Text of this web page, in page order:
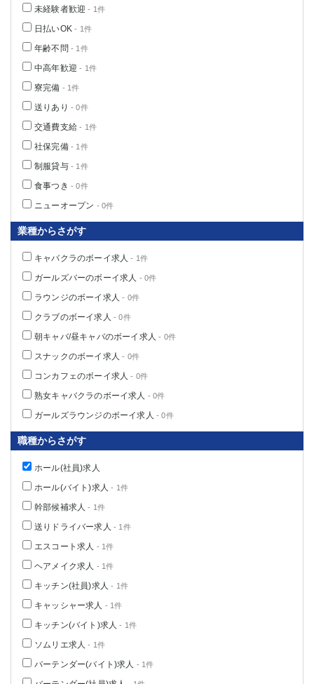
未経験者歓迎 - 1件
日払いOK - 1件
年齢不問 - 1件
中高年歓迎 - 1件
寮完備 - 1件
送りあり - 0件
交通費支給 - 1件
社保完備- 1件
制服貸与- 1件
食事つき - 0件
ニューオープン - 0件
業種からさがす
キャバクラのボーイ求人 - 1件
ガールズバーのボーイ求人 - 0件
ラウンジのボーイ求人 - 0件
クラブのボーイ求人 - 0件
朝キャバ/昼キャバのボーイ求人 - 0件
スナックのボーイ求人 - 0件
コンカフェのボーイ求人 - 0件
熟女キャバクラのボーイ求人 - 0件
ガールズラウンジのボーイ求人 - 0件
職種からさがす
ホール(社員)求人
ホール(バイト)求人 - 1件
幹部候補求人 - 1件
送りドライバー求人 - 1件
エスコート求人 - 1件
ヘアメイク求人 - 1件
キッチン(社員)求人 - 1件
キャッシャー求人 - 1件
キッチン(バイト)求人 - 1件
ソムリエ求人 - 1件
バーテンダー(バイト)求人 - 1件
蕨
船橋
成田
茂原
八千代台
東金
栃木県
東武宇都宮（宇都宮西口）
茨城県
土浦
群馬県
高崎 館林
該当求人 0件 選択した内容で設定